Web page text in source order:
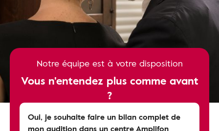
Notre équipe est à votre disposition
Vous n'entendez plus comme avant
?
Oui, je souhaite faire un bilan complet de
mon audition dans un centre Amplifon